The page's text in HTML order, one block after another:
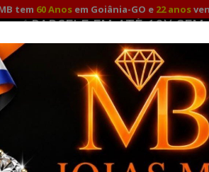
tem 60 Anos em Goiânia-GO e 22 anos
✅ PARCELE EM ATÉ 12X SEM
para compras à vista com
Pix e Depósito!
ALIANÇAS DE NOIVADO